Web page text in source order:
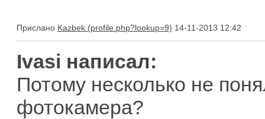
Прислано Kazbek 14-11-2013 12:42
Ivasi написал:
Потому несколько не
фотокамера?